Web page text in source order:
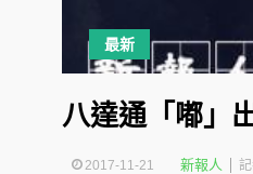
最新
八達通「嘟」
2017-11-21 新報人